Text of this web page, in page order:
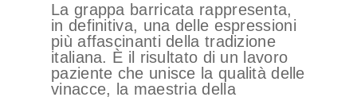
La grappa barricata rappresenta,
in definitiva, una delle espressioni
più affascinanti della tradizione
italiana. È il risultato di un lavoro
paziente che unisce la qualità delle
vinacce, la maestria della